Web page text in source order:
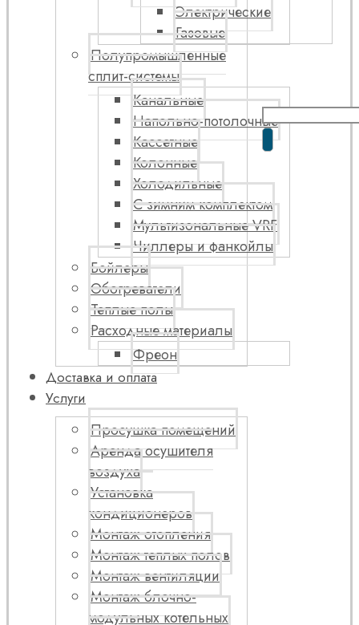
Электрические
Газовые
Полупромышленные
сплит-системы
Канальные
Напольно-потолочные
Кассетные
Колонные
Холодильные
С зимним комплектом
Мультизональные VRF
Чиллеры и фанкойлы
Бойлеры
Обогреватели
Теплые полы
Расходные материалы
Фреон
Доставка и оплата
Услуги
Просушка помещений
Аренда осушителя
воздуха
Установка
кондиционеров
Монтаж отопления
Монтаж теплых полов
Монтаж вентиляции
Монтаж блочно-
модульных котельных